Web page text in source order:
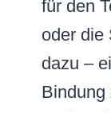
für den
oder die
dazu –
Bindung